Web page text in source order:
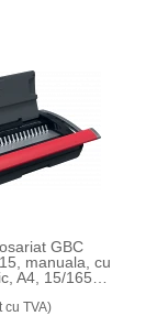
GBC
manuala, cu
A4, 15/165
cu TVA)